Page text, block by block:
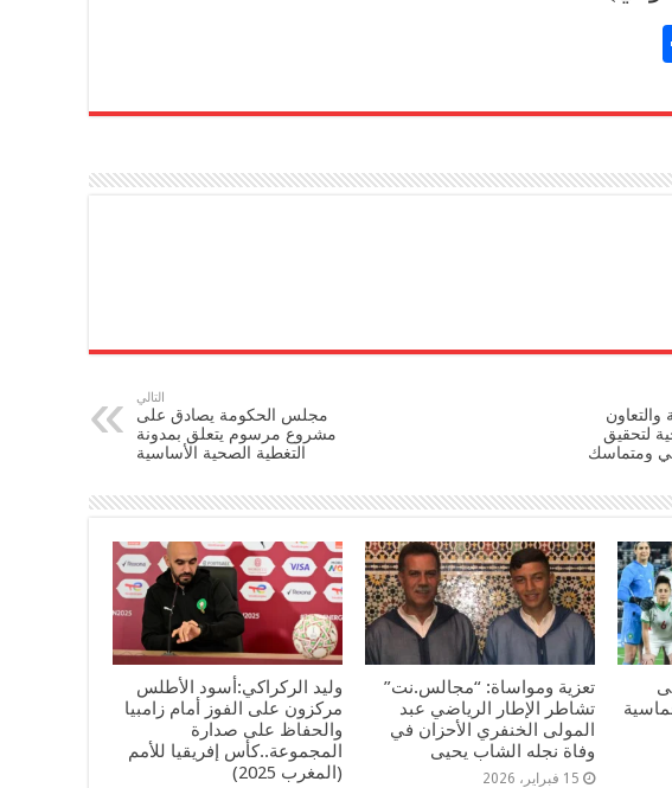
re
والتعاون
لتحقيق
ومتماسك
التالي
مجلس الحكومة يصادق على
مشروع مرسوم يتعلق بمدونة
التغطية الصحية الأساسية
تعزية ومواساة: “مجالس.نت”
تشاطر الإطار الرياضي عبد
المولى الخنفري الأحزان في
وفاة نجله الشاب يحيى
15 فبراير، 2026
وليد الركراكي:أسود الأطلس
مركزون على الفوز أمام زامبيا
والحفاظ على صدارة
المجموعة..كأس إفريقيا للأمم
(المغرب 2025)